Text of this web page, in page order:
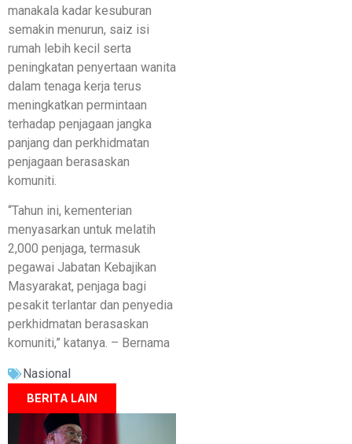
manakala kadar kesuburan
semakin menurun, saiz isi
rumah lebih kecil serta
peningkatan penyertaan wanita
dalam tenaga kerja terus
meningkatkan permintaan
terhadap penjagaan jangka
panjang dan perkhidmatan
penjagaan berasaskan
komuniti.
“Tahun ini, kementerian
menyasarkan untuk melatih
2,000 penjaga, termasuk
pegawai Jabatan Kebajikan
Masyarakat, penjaga bagi
pesakit terlantar dan penyedia
perkhidmatan berasaskan
komuniti,” katanya. – Bernama
Nasional
BERITA LAIN